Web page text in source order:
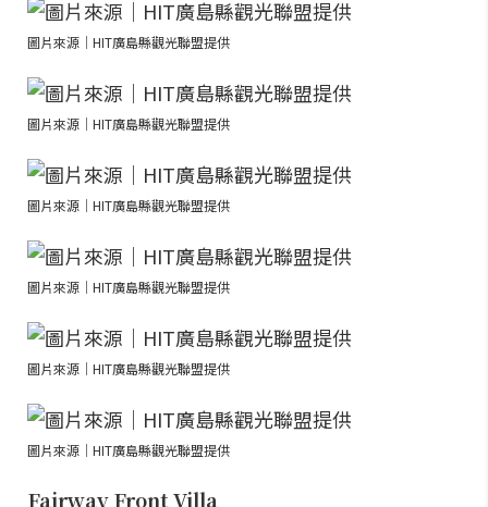
圖片來源｜HIT廣島縣觀光聯盟提供
圖片來源｜HIT廣島縣觀光聯盟提供
圖片來源｜HIT廣島縣觀光聯盟提供
圖片來源｜HIT廣島縣觀光聯盟提供
圖片來源｜HIT廣島縣觀光聯盟提供
圖片來源｜HIT廣島縣觀光聯盟提供
Fairway Front Villa